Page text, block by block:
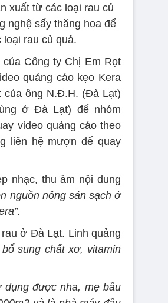
xuất từ các loại rau củ
nghệ sấy thăng hoa để
rau củ quả.
Công ty Chị Em Rọt
quảng cáo kẹo Kera
của ông N.Đ.H. (Đà Lạt)
ở Đà Lạt) để nhóm
video quảng cáo theo
liên hệ mượn để quay
nhạc, thu âm nội dung
nguồn nông sản sạch ở
ở Đà Lạt. Linh quảng
sung chất xơ, vitamin
dụng được nha, mẹ bầu